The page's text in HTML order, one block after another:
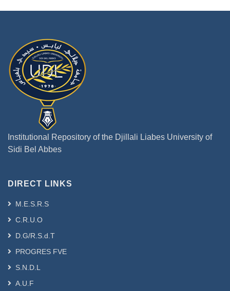
Institutional Repository of the Djillali Liabes University of
Sidi Bel Abbes
DIRECT LINKS
M.E.S.R.S
C.R.U.O
D.G/R.S.d.T
PROGRES FVE
S.N.D.L
A.U.F